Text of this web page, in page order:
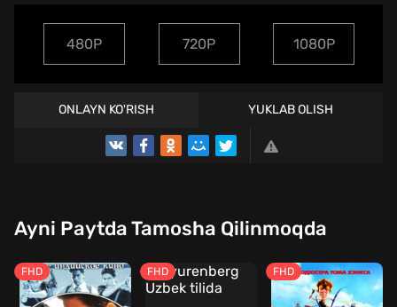
480P 720P 1080P
ONLAYN KO'RISH YUKLAB OLISH
Ayni Paytda Tamosha Qilinmoqda
FHD FHD FHD